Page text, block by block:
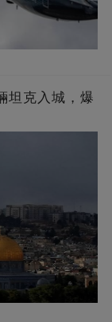
坦克入城，爆